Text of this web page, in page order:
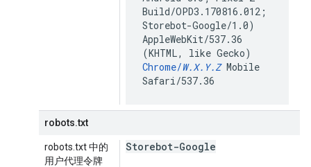
Build/OPD3.170816.012;
Storebot-Google/1.0)
AppleWebKit/537.36
(KHTML, like Gecko)
Chrome/W.X.Y.ZMobile
Safari/537.36
robots.txt
robots.txt 中的
用户代理令牌
Storebot-Google